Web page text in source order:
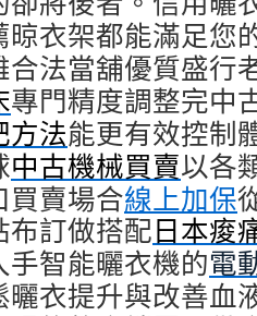
晾衣架都能滿足您
合法當舖優質盛行
專門精度調整完中
方法能更有效控制
中古機械買賣以各
買賣場合線上加保
布訂做搭配日本痠
智能曬衣機的電
曬衣提升與改善血